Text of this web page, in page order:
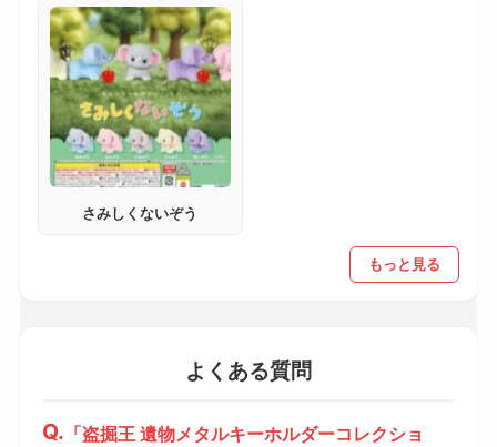
さみしくないぞう
もっと見る
よくある質問
「盗掘王 遺物メタルキーホルダーコレクショ